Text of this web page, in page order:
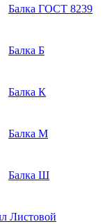
Балка ГОСТ 8239
Балка Б
Балка К
Балка М
Балка Ш
Листовой